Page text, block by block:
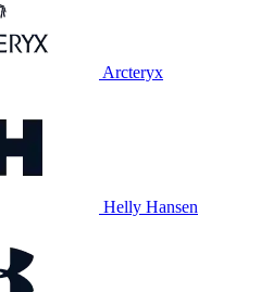
Arcteryx
Helly Hansen